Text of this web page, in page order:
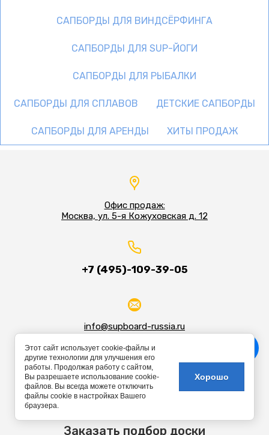
САПБОРДЫ ДЛЯ ВИНДСЁРФИНГА
САПБОРДЫ ДЛЯ SUP-ЙОГИ
САПБОРДЫ ДЛЯ РЫБАЛКИ
САПБОРДЫ ДЛЯ СПЛАВОВ ДЕТСКИЕ САПБОРДЫ
САПБОРДЫ ДЛЯ АРЕНДЫ ХИТЫ ПРОДАЖ
Офис продаж:
Москва, ул. 5-я Кожуховская д. 12
+7 (495)-109-39-05
info@supboard-russia.ru
Заказать подбор доски
Этот сайт использует cookie-файлы и
другие технологии для улучшения его
работы. Продолжая работу с сайтом,
Вы разрешаете использование cookie-
файлов. Вы всегда можете отключить
файлы cookie в настройках Вашего
браузера.
Хорошо